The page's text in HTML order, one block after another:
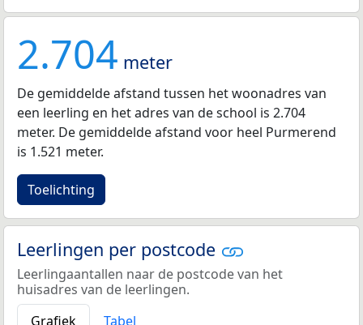
2.704 meter
De gemiddelde afstand tussen het woonadres van
een leerling en het adres van de school is 2.704
meter. De gemiddelde afstand voor heel Purmerend
is 1.521 meter.
Toelichting
Leerlingen per postcode
Leerlingaantallen naar de postcode van het
huisadres van de leerlingen.
Grafiek
Tabel